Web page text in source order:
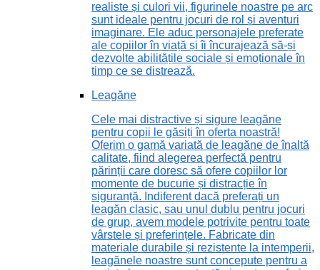
realiste și culori vii, figurinele noastre pe arc
sunt ideale pentru jocuri de rol și aventuri
imaginare. Ele aduc personajele preferate
ale copiilor în viață și îi încurajează să-și
dezvolte abilitățile sociale și emoționale în
timp ce se distrează.
Leagăne
Cele mai distractive și sigure leagăne
pentru copii le găsiți în oferta noastră!
Oferim o gamă variată de leagăne de înaltă
calitate, fiind alegerea perfectă pentru
părinții care doresc să ofere copiilor lor
momente de bucurie și distracție în
siguranță. Indiferent dacă preferați un
leagăn clasic, sau unul dublu pentru jocuri
de grup, avem modele potrivite pentru toate
vârstele și preferințele. Fabricate din
materiale durabile și rezistente la intemperii,
leagănele noastre sunt concepute pentru a